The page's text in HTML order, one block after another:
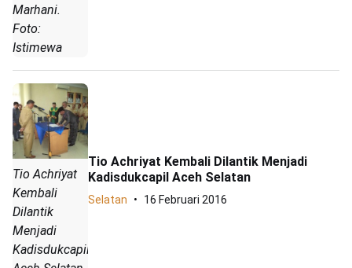
Marhani.
Foto:
Istimewa
Tio Achriyat
Kembali
Dilantik
Menjadi
Kadisdukcapil
Tio Achriyat Kembali Dilantik Menjadi
Kadisdukcapil Aceh Selatan
Selatan 16 Februari 2016